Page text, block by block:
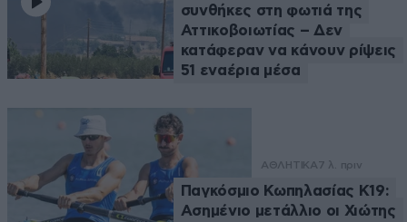
συνθήκες στη φωτιά της
Αττικοβοιωτίας – Δεν
κατάφεραν να κάνουν ρίψεις
51 εναέρια μέσα
ΑΘΛΗΤΙΚΑ7 λ. πριν
Παγκόσμιο Κωπηλασίας Κ19:
Ασημένιο μετάλλιο οι Χιώτης